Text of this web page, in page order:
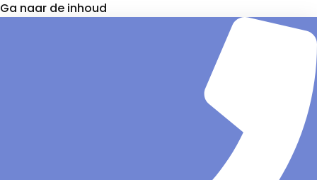
Ga naar de inhoud